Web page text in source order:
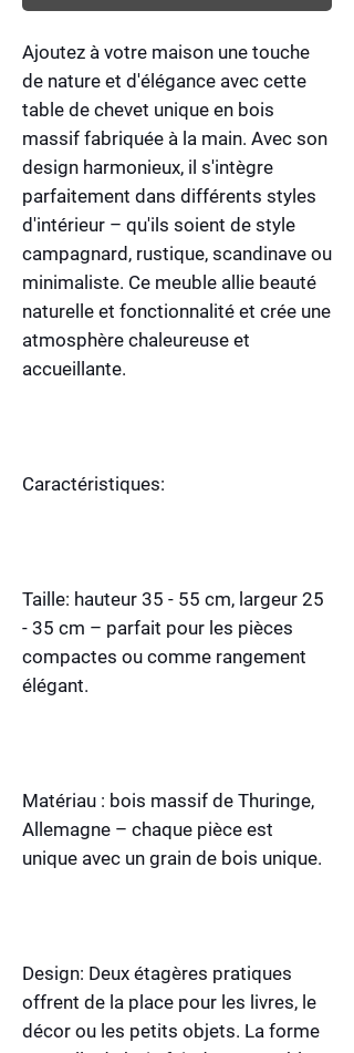
Ajoutez à votre maison une touche
de nature et d'élégance avec cette
table de chevet unique en bois
massif fabriquée à la main. Avec son
design harmonieux, il s'intègre
parfaitement dans différents styles
d'intérieur – qu'ils soient de style
campagnard, rustique, scandinave ou
minimaliste. Ce meuble allie beauté
naturelle et fonctionnalité et crée une
atmosphère chaleureuse et
accueillante.
Caractéristiques:
Taille: hauteur 35 - 55 cm, largeur 25
- 35 cm – parfait pour les pièces
compactes ou comme rangement
élégant.
Matériau : bois massif de Thuringe,
Allemagne – chaque pièce est
unique avec un grain de bois unique.
Design: Deux étagères pratiques
offrent de la place pour les livres, le
décor ou les petits objets. La forme